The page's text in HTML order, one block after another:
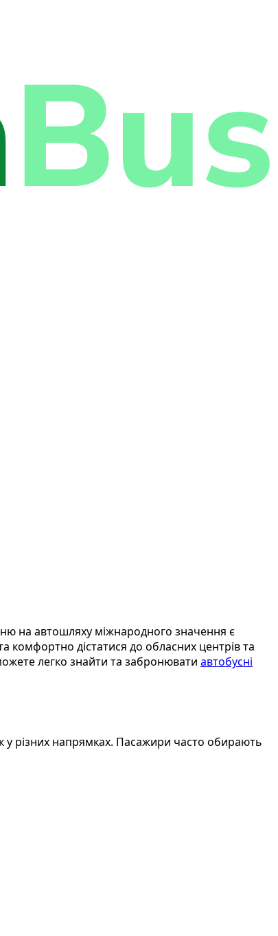
на автошляху міжнародного значення є
дістатися до обласних центрів та
легко знайти та забронювати автобусні
у різних напрямках. Пасажири часто обирають